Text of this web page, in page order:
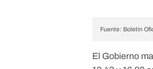
Fuente: Boletín
El Gobierno